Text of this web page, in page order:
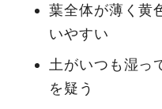
葉全体が薄く黄
いやすい
土がいつも湿っ
を疑う